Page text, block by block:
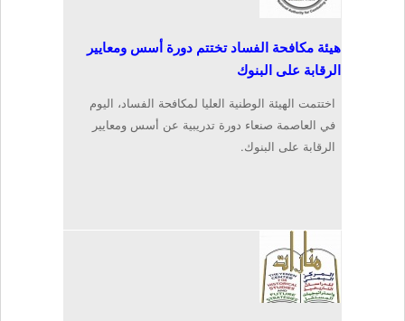
هيئة مكافحة الفساد تختتم دورة أسس ومعايير
الرقابة على البنوك
اختتمت الهيئة الوطنية العليا لمكافحة الفساد، اليوم
في العاصمة صنعاء دورة تدريبية عن أسس ومعايير
الرقابة على البنوك.